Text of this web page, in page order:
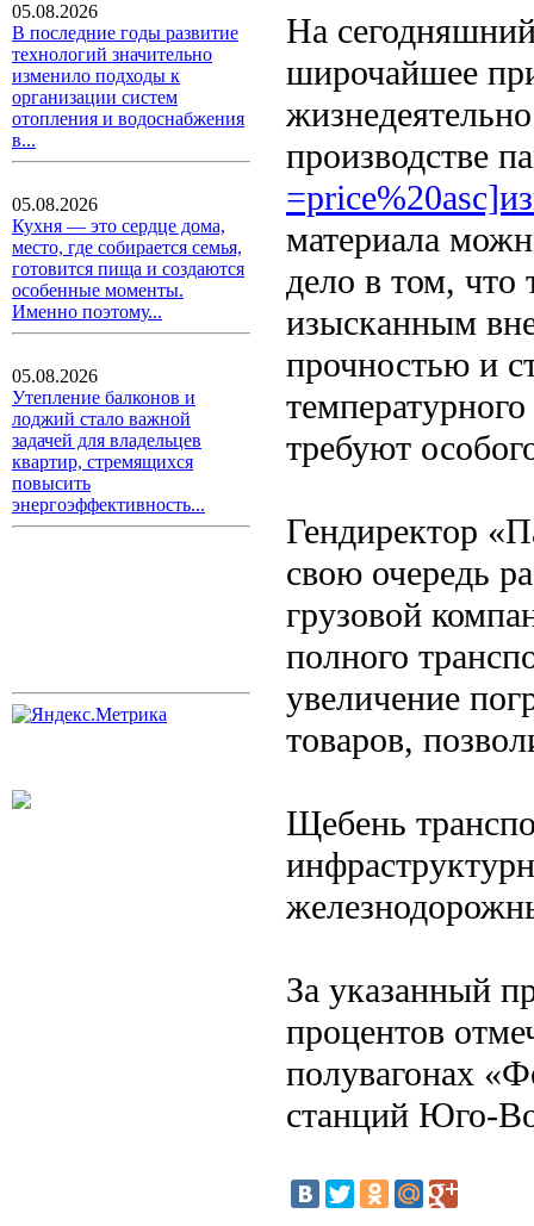
05.08.2026
В последние годы развитие
технологий значительно
изменило подходы к
организации систем
отопления и водоснабжения
в...
05.08.2026
Кухня — это сердце дома,
место, где собирается семья,
готовится пища и создаются
особенные моменты.
Именно поэтому...
05.08.2026
Утепление балконов и
лоджий стало важной
задачей для владельцев
квартир, стремящихся
повысить
энергоэффективность...
На
широчайшее
производстве
материала
дело в том, что
изысканным
прочностью и
требуют
Гендиректор
свою очередь
грузовой
полного
увеличение
товаров,
Щебень
За указанный
процентов
полувагонах
станций Юго-